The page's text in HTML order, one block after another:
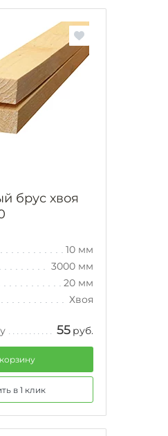
брус хвоя
10 мм
3000 мм
20 мм
Хвоя
55 руб.
в 1 клик